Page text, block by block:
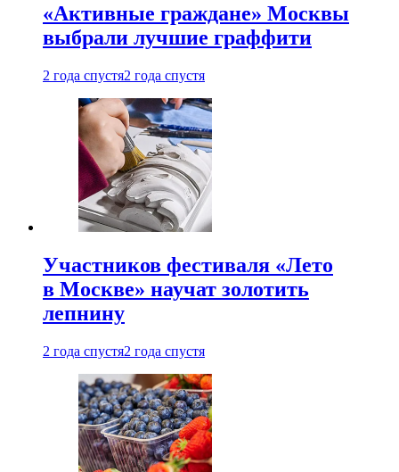
«Активные граждане» Москвы
выбрали лучшие граффити
2 года спустя2 года спустя
Участников фестиваля «Лето
в Москве» научат золотить
лепнину
2 года спустя2 года спустя